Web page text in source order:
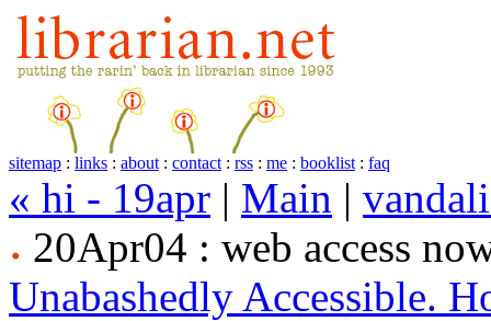
sitemap : links : about : contact : rss : me : booklist : faq
« hi - 19apr | Main |
20Apr04 : web access
Unabashedly Accessible.